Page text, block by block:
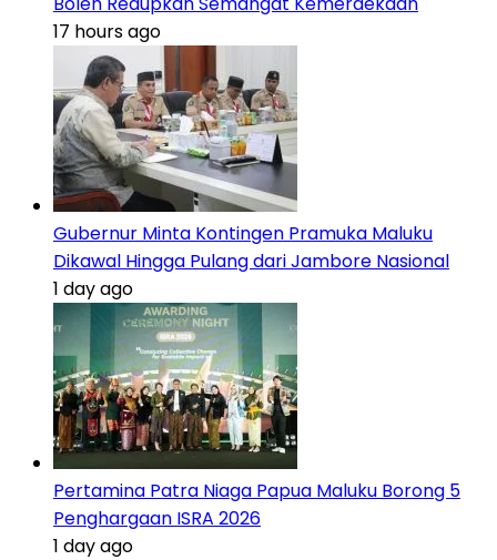
17 hours ago
Gubernur Minta Kontingen Pramuka Maluku
Dikawal Hingga Pulang dari Jambore Nasional
1 day ago
Pertamina Patra Niaga Papua Maluku Borong 5
Penghargaan ISRA 2026
1 day ago